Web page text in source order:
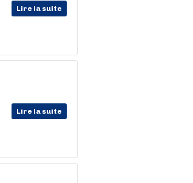
Lire la suite
Lire la suite